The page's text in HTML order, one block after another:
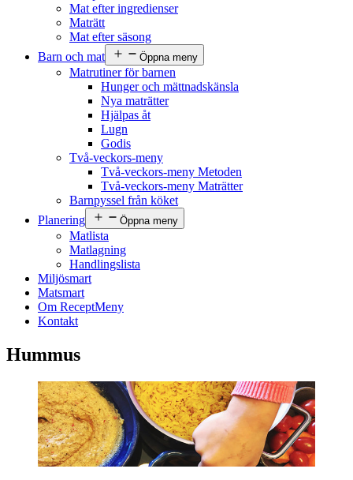
Mat efter ingredienser
Maträtt
Mat efter säsong
Barn och mat
Öppna meny
Matrutiner för barnen
Hunger och mättnadskänsla
Nya maträtter
Hjälpas åt
Lugn
Godis
Två-veckors-meny
Två-veckors-meny Metoden
Två-veckors-meny Maträtter
Barnpyssel från köket
Planering
Öppna meny
Matlista
Matlagning
Handlingslista
Miljösmart
Matsmart
Om ReceptMeny
Kontakt
Hummus